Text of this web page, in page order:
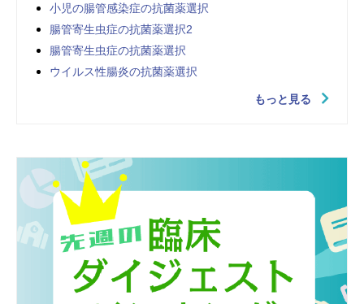
小児の腸管感染症の抗菌薬選択
腸管寄生虫症の抗菌薬選択2
腸管寄生虫症の抗菌薬選択
ウイルス性腸炎の抗菌薬選択
もっと見る